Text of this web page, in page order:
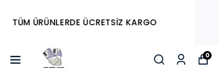
Tüm Ürünlerde 4 AL 2
ÖDE...
0